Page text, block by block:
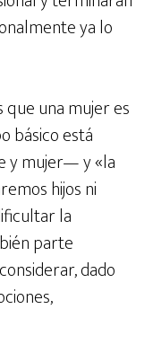
ya lo
una mujer es
básico está
y mujer— y «la
hijos ni
la
parte
dado